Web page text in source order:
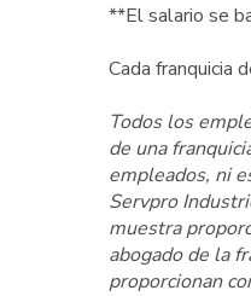
**El salario se
Cada franquicia
Todos los
de una
empleados, ni
Servpro
muestra
abogado de la
proporcionan